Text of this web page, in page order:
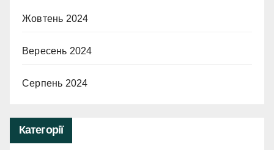
Жовтень 2024
Вересень 2024
Серпень 2024
Категорії